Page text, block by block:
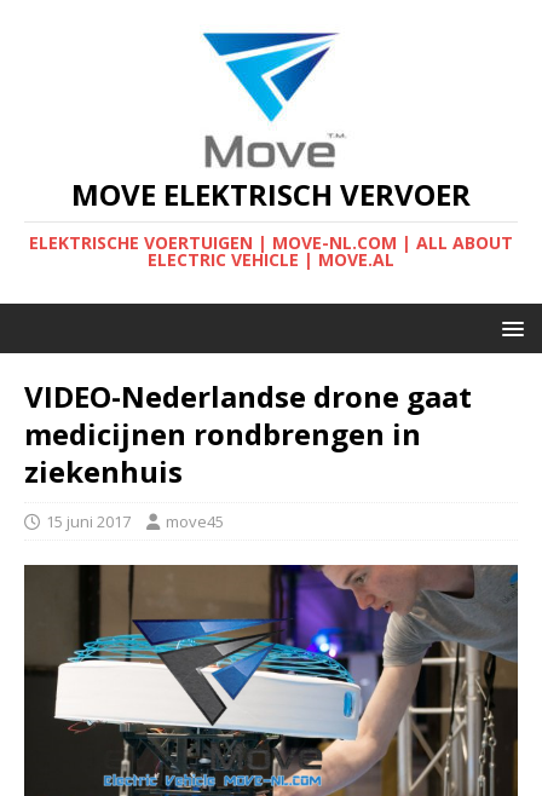
MOVE ELEKTRISCH VERVOER
ELEKTRISCHE VOERTUIGEN | MOVE-NL.COM | ALL ABOUT
ELECTRIC VEHICLE | MOVE.AL
VIDEO-Nederlandse drone gaat
medicijnen rondbrengen in
ziekenhuis
15 juni 2017 move45